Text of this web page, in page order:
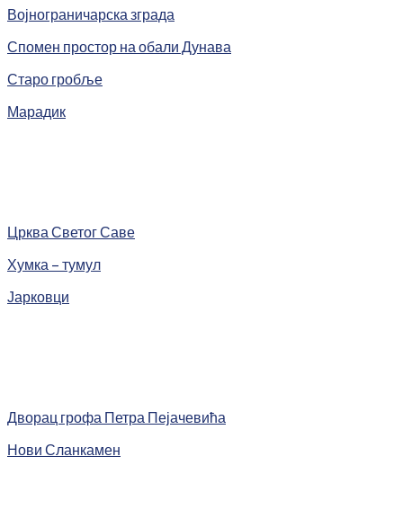
Војнограничарска зграда
Спомен простор на обали Дунава
Старо гробље
Марадик
Црква Светог Саве
Хумка – тумул
Јарковци
Дворац грофа Петра Пејачевића
Нови Сланкамен